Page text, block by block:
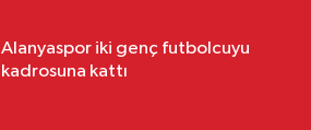
Alanyaspor iki genç futbolcuyu
kadrosuna kattı